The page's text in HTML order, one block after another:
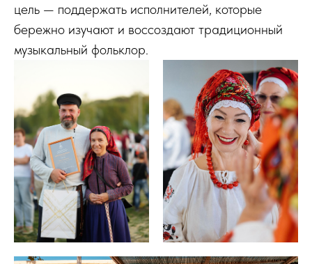
цель — поддержать исполнителей, которые
бережно изучают и воссоздают традиционный
музыкальный фольклор.